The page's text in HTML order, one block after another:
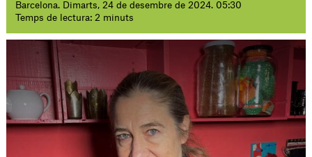
Barcelona. Dimarts, 24 de desembre de 2024. 05:30
Temps de lectura: 2 minuts